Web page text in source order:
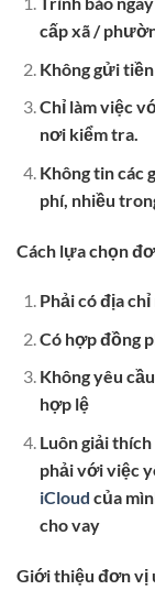
cấp xã /
Không gửi
Chỉ làm việc
nơi kiểm tra.
Không tin các
phí, nhiều
Cách lựa chọn
Phải có địa
Có hợp đồng
Không yêu
hợp lệ
Luôn giải
phải với việc
iCloud của
cho vay
Giới thiệu đơn vị